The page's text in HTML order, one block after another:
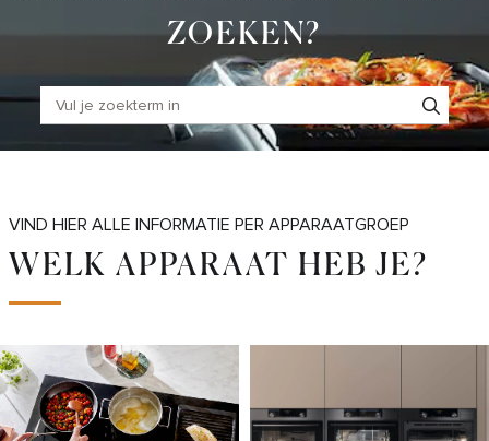
ZOEKEN?
VIND HIER ALLE INFORMATIE PER APPARAATGROEP
WELK APPARAAT HEB JE?